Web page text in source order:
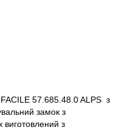
57.685.48.0 ALPS з
замок з
з